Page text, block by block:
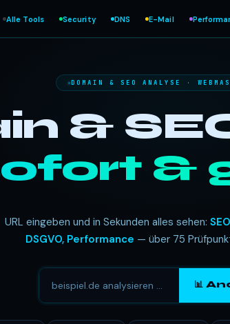
Alle Tools Security DNS E-Mail
DOMAIN & SEO ANALYSE ·
&
&
URL eingeben und in Sekunden alles sehen:
DSGVO, Performance — über 75
📊